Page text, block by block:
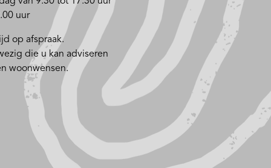
uur
van 9.30 tot 17.30 uur
uur
op afspraak.
die u kan adviseren
woonwensen.